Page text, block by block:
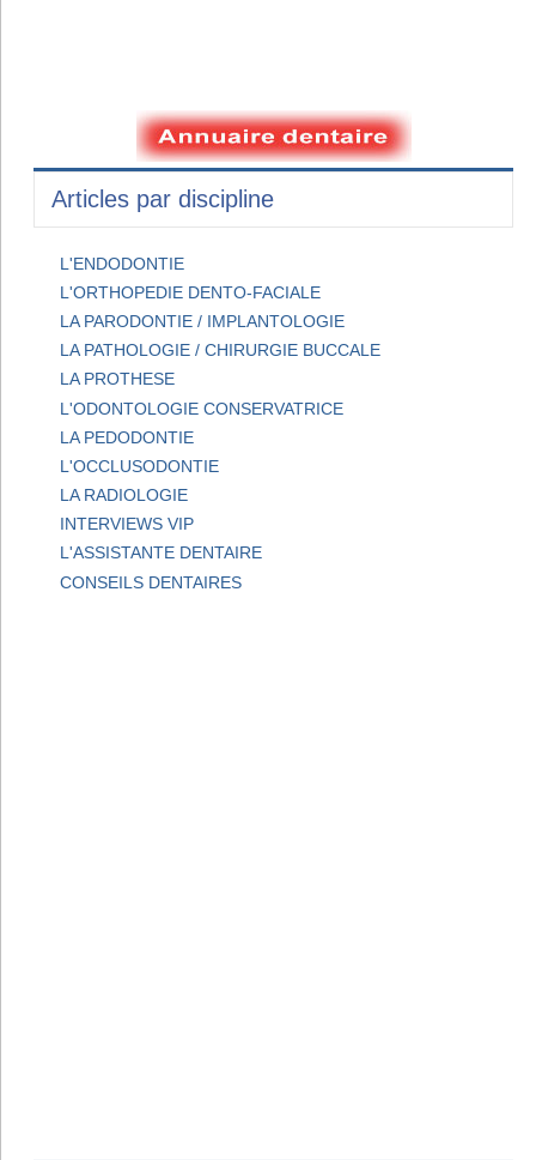
Articles par discipline
L'ENDODONTIE
L'ORTHOPEDIE DENTO-FACIALE
LA PARODONTIE / IMPLANTOLOGIE
LA PATHOLOGIE / CHIRURGIE BUCCALE
LA PROTHESE
L'ODONTOLOGIE CONSERVATRICE
LA PEDODONTIE
L'OCCLUSODONTIE
LA RADIOLOGIE
INTERVIEWS VIP
L'ASSISTANTE DENTAIRE
CONSEILS DENTAIRES